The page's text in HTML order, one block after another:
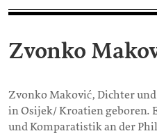
Zvonko
Zvonko Maković, Dichter
in Osijek/ Kroatien geboren.
und Komparatistik an der